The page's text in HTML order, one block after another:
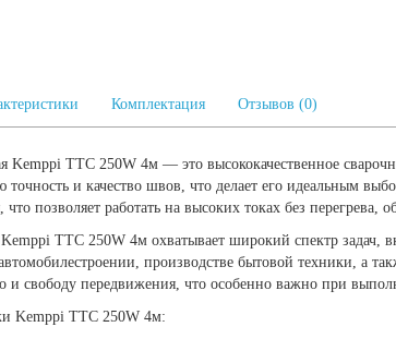
Комплектация Отзывов (0)
Kemppi ТТС 250W 4м — это высококачественное
точность и качество швов, что делает его идеальным
позволяет работать на высоких токах без перегрева,
ТТС 250W 4м охватывает широкий спектр задач,
производстве бытовой техники, а
и свободу передвижения, что особенно важно при
Kemppi ТТС 250W 4м: